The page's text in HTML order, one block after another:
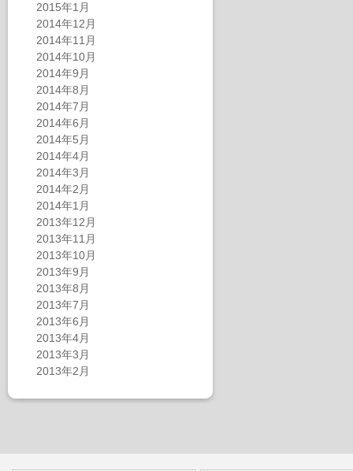
2015年1月
2014年12月
2014年11月
2014年10月
2014年9月
2014年8月
2014年7月
2014年6月
2014年5月
2014年4月
2014年3月
2014年2月
2014年1月
2013年12月
2013年11月
2013年10月
2013年9月
2013年8月
2013年7月
2013年6月
2013年4月
2013年3月
2013年2月